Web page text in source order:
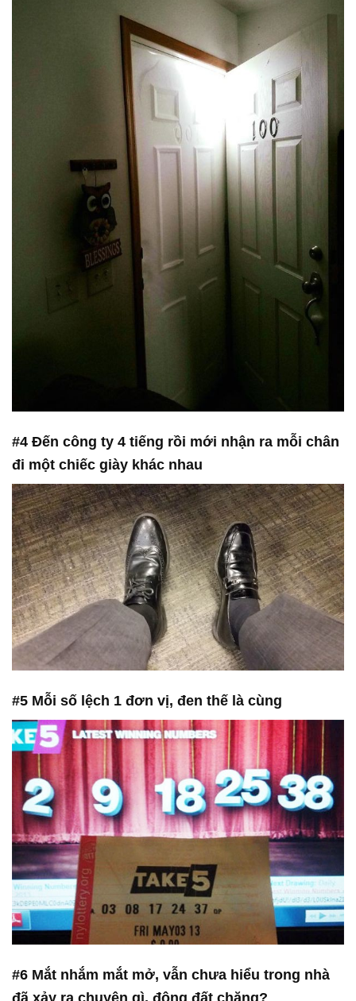
#4 Đến công ty 4 tiếng rồi mới nhận ra mỗi chân
đi một chiếc giày khác nhau
#5 Mỗi số lệch 1 đơn vị, đen thế là cùng
#6 Mắt nhắm mắt mở, vẫn chưa hiểu trong nhà
đã xảy ra chuyện gì, động đất chăng?